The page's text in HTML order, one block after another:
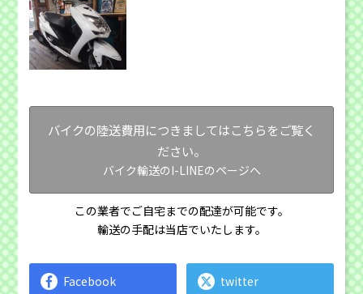
バイクの陸送費用につきましてはこちらをご覧く
ださい。
バイク輸送のI-LINEのページへ
この業者でご自宅までの配達が可能です。
輸送の手配は当店でいたします。
Facebook twitter